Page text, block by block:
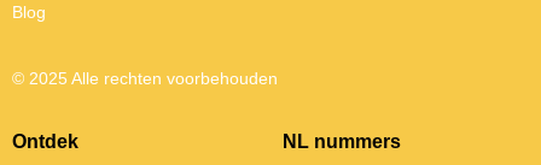
Blog
© 2025 Alle rechten voorbehouden
Ontdek NL nummers